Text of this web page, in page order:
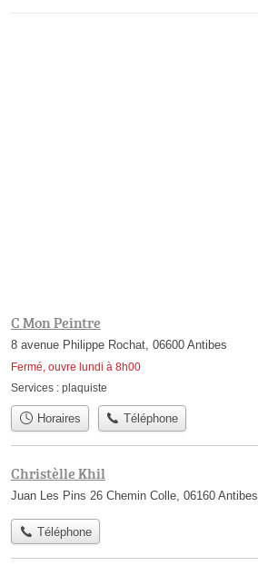
C Mon Peintre
8 avenue Philippe Rochat, 06600 Antibes
Fermé, ouvre lundi à 8h00
Services : plaquiste
Horaires Téléphone
Christèlle Khil
Juan Les Pins 26 Chemin Colle, 06160 Antibes
Téléphone